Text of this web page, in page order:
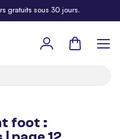
gratuits sous 30 jours.
Panier
foot :